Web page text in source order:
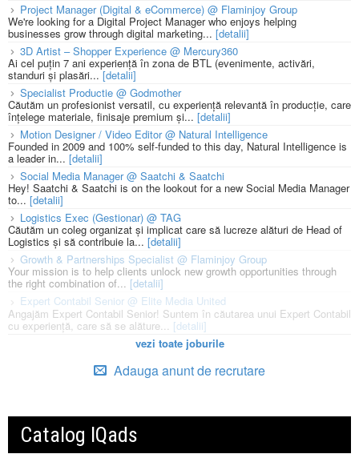
Project Manager (Digital & eCommerce) @ Flaminjoy Group
We're looking for a Digital Project Manager who enjoys helping
businesses grow through digital marketing... [detalii]
3D Artist – Shopper Experience @ Mercury360
Ai cel puțin 7 ani experiență în zona de BTL (evenimente, activări,
standuri și plasări...[detalii]
Specialist Productie @ Godmother
Căutăm un profesionist versatil, cu experiență relevantă în producție, care
înțelege materiale, finisaje premium și... [detalii]
Motion Designer / Video Editor @ Natural Intelligence
Founded in 2009 and 100% self-funded to this day, Natural Intelligence is
a leader in... [detalii]
Social Media Manager @ Saatchi & Saatchi
Hey! Saatchi & Saatchi is on the lookout for a new Social Media Manager
to... [detalii]
Logistics Exec (Gestionar) @ TAG
Căutăm un coleg organizat și implicat care să lucreze alături de Head of
Logistics și să contribuie la... [detalii]
Growth & Partnerships Specialist @ Flaminjoy Group
Your mission is to help clients unlock new growth opportunities through
the right combination of... [detalii]
Expert Contabil Senior @ Elite Media United
Angajăm Expert Contabil Senior! Suntem în căutarea unui Expert Contabil
cu experiență, care să se alăture... [detalii]
vezi toate joburile
Adauga anunt de recrutare
Catalog IQads